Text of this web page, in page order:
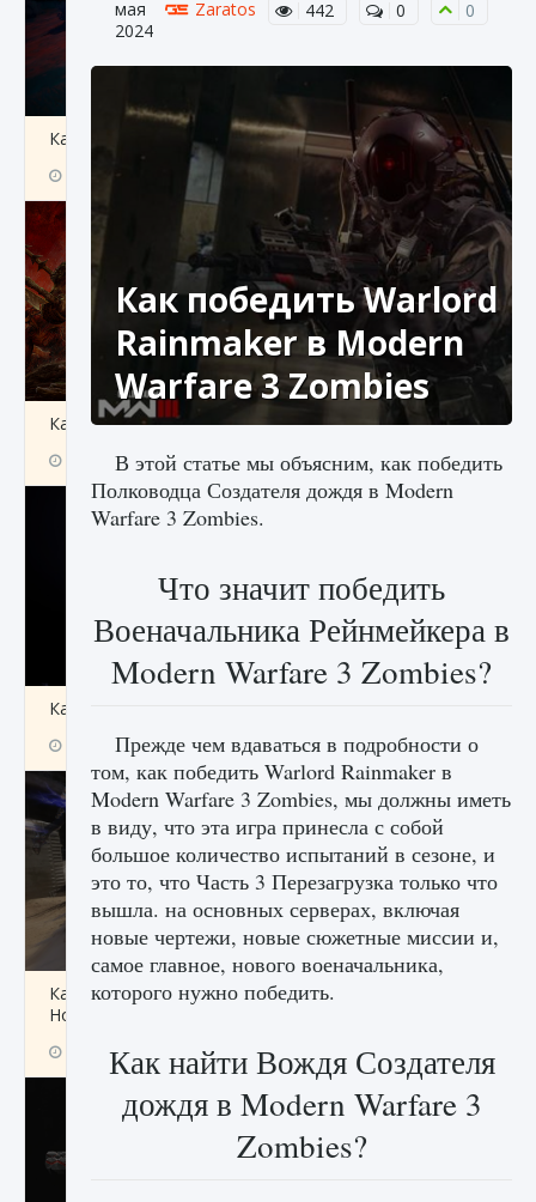
Как создавать предметы в Creatures of Ava
0 0
Как найти Гробницу Изгоев в Diablo 4
9 августа 2024 1 337 0 0
Как получить Thunder Egg в Stardew Valley
9 августа 2024 1 244 0 0
Как исправить неработающие награды For
Honor
9 августа 2024 1 205
мая
2024
Zaratos 442 0 0
Как победить Warlord
Rainmaker в Modern
Warfare 3 Zombies
В этой статье мы объясним, как победить
Полководца Создателя дождя в Modern
Warfare 3 Zombies.
Что значит победить
Военачальника Рейнмейкера в
Modern Warfare 3 Zombies?
Прежде чем вдаваться в подробности о
том, как победить Warlord Rainmaker в
Modern Warfare 3 Zombies, мы должны иметь
в виду, что эта игра принесла с собой
большое количество испытаний в сезоне, и
это то, что Часть 3 Перезагрузка только что
вышла. на основных серверах, включая
новые чертежи, новые сюжетные миссии и,
самое главное, нового военачальника,
которого нужно победить.
Как найти Вождя Создателя
дождя в Modern Warfare 3
Zombies?